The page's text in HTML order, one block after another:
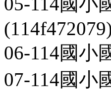
06-114國小
07-114國小